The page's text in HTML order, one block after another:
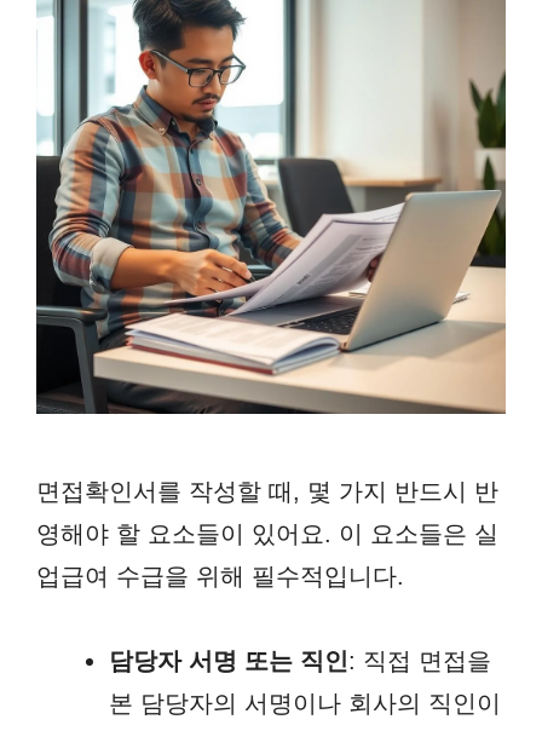
면접확인서를 작성할 때, 몇 가지 반드시 반
영해야 할 요소들이 있어요. 이 요소들은 실
업급여 수급을 위해 필수적입니다.
담당자 서명 또는 직인: 직접 면접을
본 담당자의 서명이나 회사의 직인이